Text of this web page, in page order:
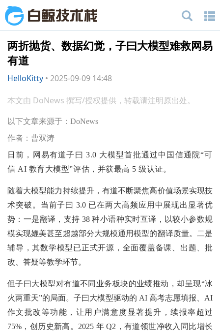
两折抛货、数据幻觉，子曰大模型难救网易
有道
HelloKitty • 2025-09-09 14:48
本文由 DoNews 撰写/授权提供，转载请注明原出处。
以下文章来源于：DoNews
作者：曹双涛
日前，网易有道子曰 3.0 大模型首批通过中国信通院“可
信 AI 教育大模型”评估，并获最高 5 级认证。
随着大模型能力持续提升，有道不断聚焦高价值场景实现技
术突破。当前子曰 3.0 已在两大高频应用中展现出显著优
势：一是翻译，支持 38 种小语种实时互译，以较小参数规
模实现媲美甚至超越部分大规模通用模型的翻译质量。二是
辅导，其数学模型已正式开源，全面覆盖备课、出题、批
改、答疑等教学环节。
但子曰大模型对有道不同业务板块的业绩推动，却呈现“冰
火两重天”的局面。子曰大模型驱动的 AI 高考志愿填报、AI
作文批改等功能，让用户满意度显著提升，续报率超过
75%，创历史新高。2025 年 Q2，有道领世净收入同比增长